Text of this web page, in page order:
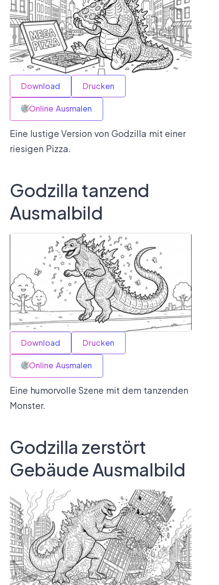
Download Drucken
Online Ausmalen
Eine lustige Version von Godzilla mit einer
riesigen Pizza.
Godzilla tanzend
Ausmalbild
Download Drucken
Online Ausmalen
Eine humorvolle Szene mit dem tanzenden
Monster.
Godzilla zerstört
Gebäude Ausmalbild